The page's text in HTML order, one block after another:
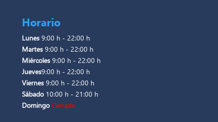
Horario
Lunes9:00 h - 22:00 h
Martes9:00 h - 22:00 h
Miércoles9:00 h - 22:00 h
Jueves9:00 h - 22:00 h
Viernes9:00 h - 22:00 h
Sábado10:00 h - 21:00 h
Domingo Cerrado